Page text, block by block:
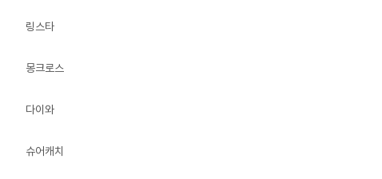
링스타
몽크로스
다이와
슈어캐치